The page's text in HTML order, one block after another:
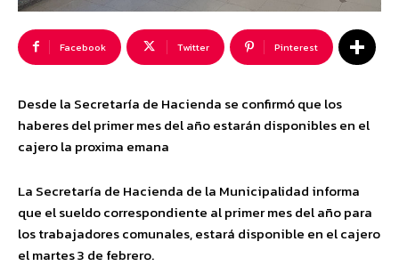
Facebook Twitter Pinterest
Desde la Secretaría de Hacienda se confirmó que los
haberes del primer mes del año estarán disponibles en el
cajerola proxima emana
La Secretaría de Hacienda de la Municipalidad informa
que el sueldo correspondiente al primer mes del año para
los trabajadores comunales, estará disponible en el cajero
el martes 3 de febrero.